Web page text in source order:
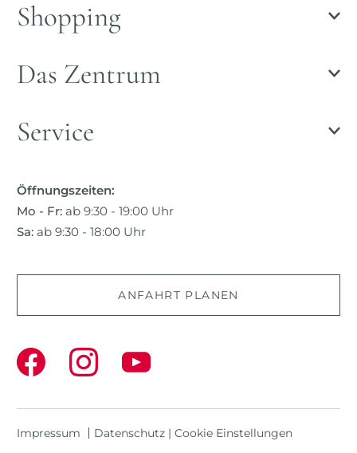
Shopping
Das Zentrum
Service
Öffnungszeiten:
Mo - Fr: ab 9:30 - 19:00 Uhr
Sa: ab 9:30 - 18:00 Uhr
ANFAHRT PLANEN
Impressum Datenschutz | Cookie Einstellungen